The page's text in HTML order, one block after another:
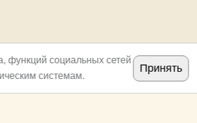
функций социальных сетей
системам.
Принять